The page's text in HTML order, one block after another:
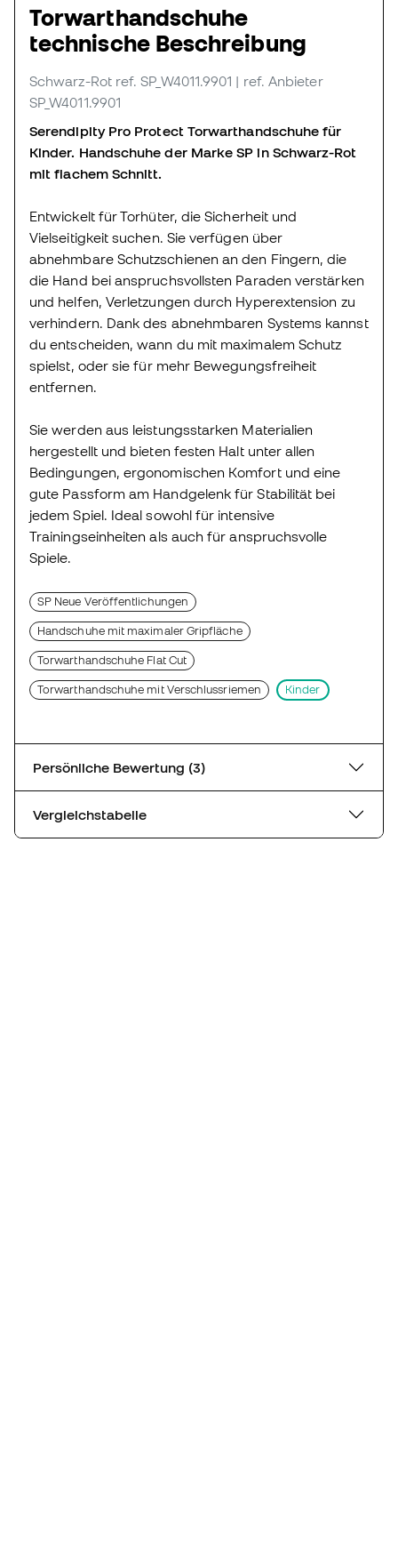
Torwarthandschuhe
technische Beschreibung
Schwarz-Rot ref. SP_W4011.9901 | ref. Anbieter
SP_W4011.9901
Serendipity Pro Protect Torwarthandschuhe für
Kinder. Handschuhe der Marke SP in Schwarz-Rot
mit flachem Schnitt.
Entwickelt für Torhüter, die Sicherheit und
Vielseitigkeit suchen. Sie verfügen über
abnehmbare Schutzschienen an den Fingern, die
die Hand bei anspruchsvollsten Paraden verstärken
und helfen, Verletzungen durch Hyperextension zu
verhindern. Dank des abnehmbaren Systems kannst
du entscheiden, wann du mit maximalem Schutz
spielst, oder sie für mehr Bewegungsfreiheit
entfernen.
Sie werden aus leistungsstarken Materialien
hergestellt und bieten festen Halt unter allen
Bedingungen, ergonomischen Komfort und eine
gute Passform am Handgelenk für Stabilität bei
jedem Spiel. Ideal sowohl für intensive
Trainingseinheiten als auch für anspruchsvolle
Spiele.
SP Neue Veröffentlichungen
Handschuhe mit maximaler Gripfläche
Torwarthandschuhe Flat Cut
Torwarthandschuhe mit Verschlussriemen Kinder
Persönliche Bewertung (3)
Vergleichstabelle